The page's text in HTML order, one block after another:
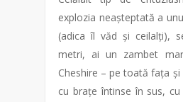
explozia neașteptată a
(adica îl văd și ceilalți),
metri, ai un zambet
Cheshire – pe toată fața
cu brațe întinse în sus,